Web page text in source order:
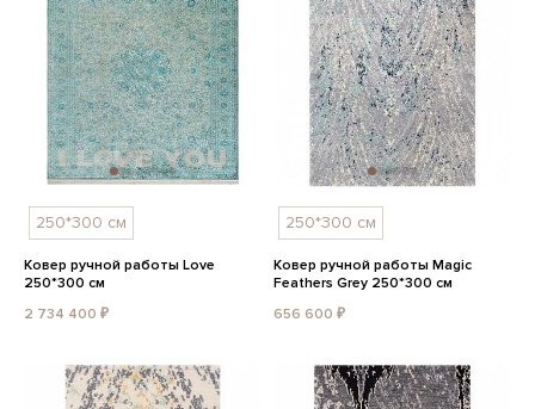
250*300 см
Ковер ручной работы Love
250*300 см
2 734 400 ₽
250*300 см
Ковер ручной работы Magic
Feathers Grey 250*300 см
656 600 ₽